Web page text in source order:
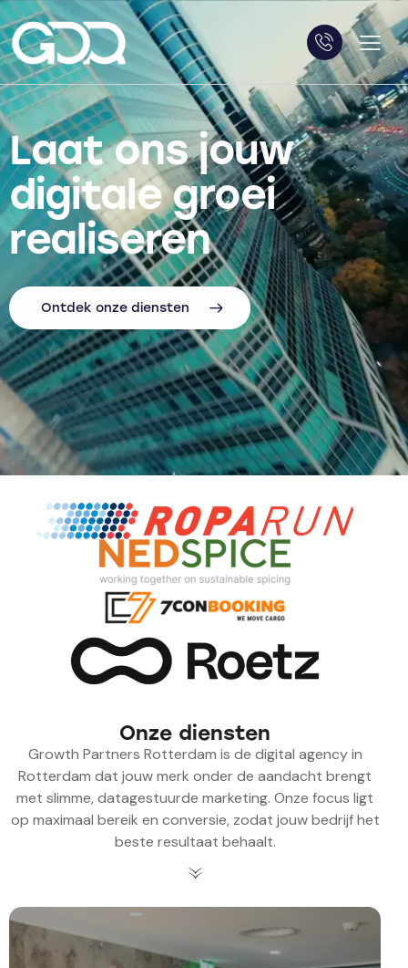
Laat ons jouw
digitale groei
realiseren
Ontdek onze diensten
Onze diensten
Growth Partners Rotterdam is de digital agency in
Rotterdam dat jouw merk onder de aandacht brengt
met slimme, datagestuurde marketing. Onze focus ligt
op maximaal bereik en conversie, zodat jouw bedrijf het
beste resultaat behaalt.